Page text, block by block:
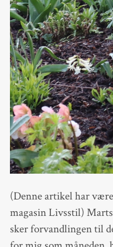
(Denne artikel har
magasin Livsstil)
sker forvandlingen til